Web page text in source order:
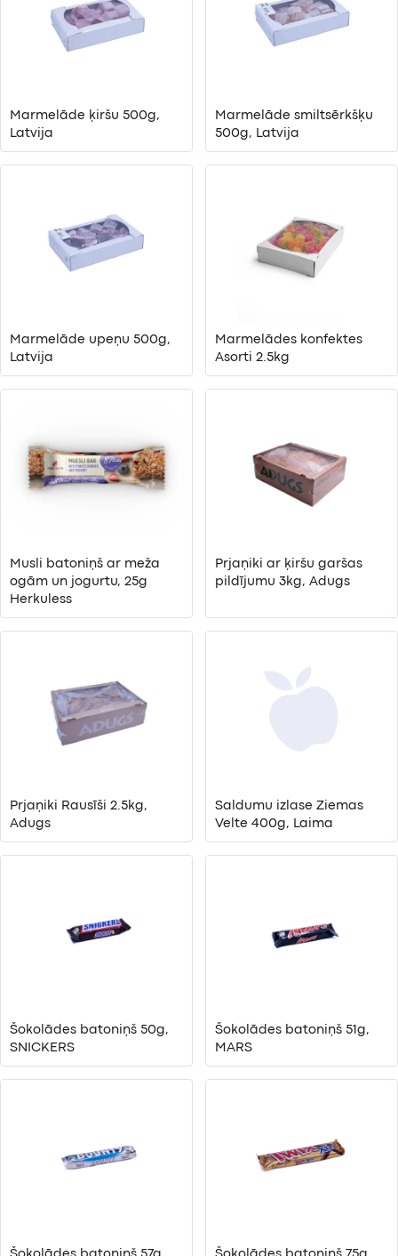
Marmelāde ķiršu 500g,
Latvija
Marmelāde smiltsērkšķu
500g, Latvija
Marmelāde upeņu 500g,
Latvija
Marmelādes konfektes
Asorti 2.5kg
Musli batoniņš ar meža
ogām un jogurtu, 25g
Herkuless
Prjaņiki ar ķiršu garšas
pildījumu 3kg, Adugs
Prjaņiki Rausīši 2.5kg,
Adugs
Saldumu izlase Ziemas
Velte 400g, Laima
Šokolādes batoniņš 50g,
SNICKERS
Šokolādes batoniņš 51g,
MARS